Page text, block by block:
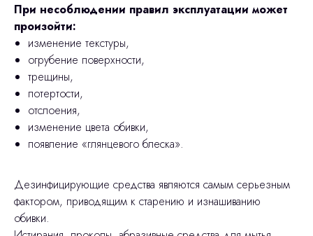
При несоблюдении правил эксплуатации может
произойти:
изменение текстуры,
огрубение поверхности,
трещины,
потертости,
отслоения,
изменение цвета обивки,
появление «глянцевого блеска».
Дезинфицирующие средства являются самым серьезным
фактором, приводящим к старению и изнашиванию
обивки.